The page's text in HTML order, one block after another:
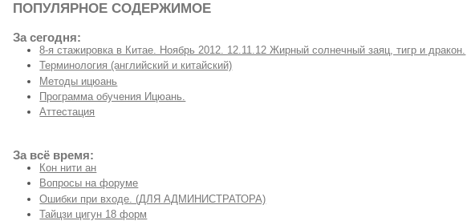
ПОПУЛЯРНОЕ СОДЕРЖИМОЕ
За сегодня:
8-я стажировка в Китае. Ноябрь 2012. 12.11.12 Жирный солнечный заяц, тигр и дракон.
Терминология (английский и китайский)
Методы ицюань
Программа обучения Ицюань.
Аттестация
За всё время:
Кон нити ан
Вопросы на форуме
Ошибки при входе. (ДЛЯ АДМИНИСТРАТОРА)
Тайцзи цигун 18 форм